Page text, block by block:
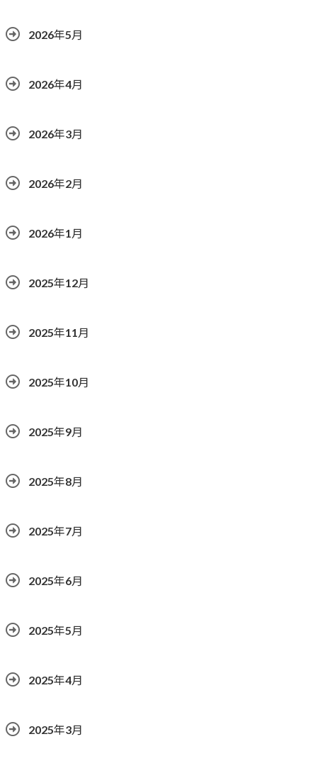
2026年5月
2026年4月
2026年3月
2026年2月
2026年1月
2025年12月
2025年11月
2025年10月
2025年9月
2025年8月
2025年7月
2025年6月
2025年5月
2025年4月
2025年3月